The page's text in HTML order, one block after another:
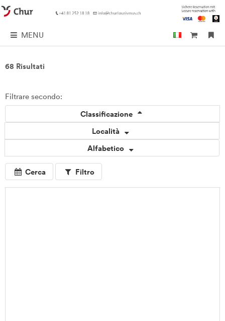
MENU
68 Risultati
Filtrare secondo:
Classificazione
Località
Alfabetico
Cerca Filtro